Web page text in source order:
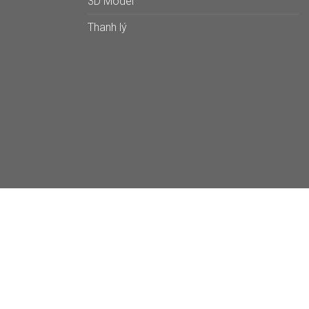
Thanh lý